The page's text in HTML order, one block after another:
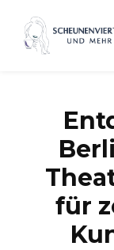
Inhalt
springen
für